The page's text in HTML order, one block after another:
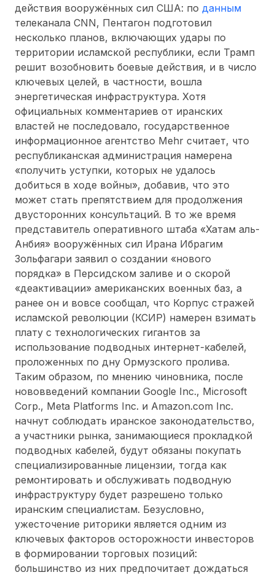
действия вооружённых сил США: по данным
телеканала CNN, Пентагон подготовил
несколько планов, включающих удары по
территории исламской республики, если Трамп
решит возобновить боевые действия, и в число
ключевых целей, в частности, вошла
энергетическая инфраструктура. Хотя
официальных комментариев от иранских
властей не последовало, государственное
информационное агентство Mehr считает, что
республиканская администрация намерена
«получить уступки, которых не удалось
добиться в ходе войны», добавив, что это
может стать препятствием для продолжения
двусторонних консультаций. В то же время
представитель оперативного штаба «Хатам аль-
Анбия» вооружённых сил Ирана Ибрагим
Зольфагари заявил о создании «нового
порядка» в Персидском заливе и о скорой
«деактивации» американских военных баз, а
ранее он и вовсе сообщал, что Корпус стражей
исламской революции (КСИР) намерен взимать
плату с технологических гигантов за
использование подводных интернет-кабелей,
проложенных по дну Ормузского пролива.
Таким образом, по мнению чиновника, после
нововведений компании Google Inc., Microsoft
Corp., Meta Platforms Inc. и Amazon.com Inc.
начнут соблюдать иранское законодательство,
а участники рынка, занимающиеся прокладкой
подводных кабелей, будут обязаны покупать
специализированные лицензии, тогда как
ремонтировать и обслуживать подводную
инфраструктуру будет разрешено только
иранским специалистам. Безусловно,
ужесточение риторики является одним из
ключевых факторов осторожности инвесторов
в формировании торговых позиций:
большинство из них предпочитает дождаться